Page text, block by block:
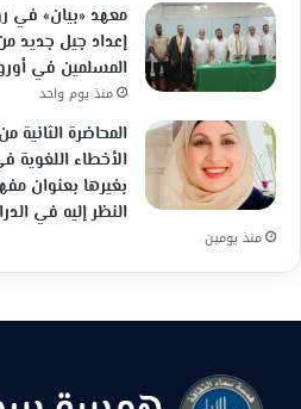
معهد «بيان» في
إعداد جيل جديد
المسلمين في
منذ يوم واحد
المحاضرة
الأخطاء اللغوية
بغيرها بعنوان
النظر إليه في
منذ يومين